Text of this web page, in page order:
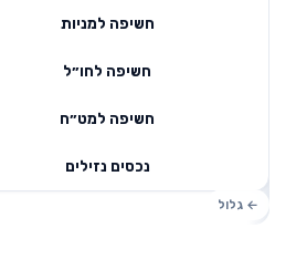
חשיפה למניות
חשיפה לחו״ל
חשיפה למט״ח
נכסים נזילים